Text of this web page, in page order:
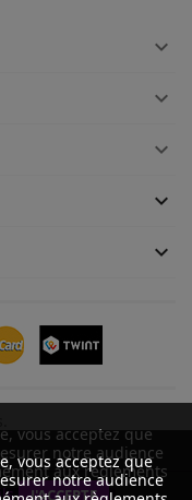
vous acceptez que
notre audience
aux règlements
J'ACCEPTE





vous acceptez que
notre audience